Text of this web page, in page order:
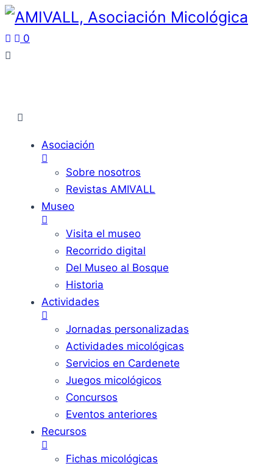
0
Asociación
Sobre nosotros
Revistas AMIVALL
Museo
Visita el museo
Recorrido digital
Del Museo al Bosque
Historia
Actividades
Jornadas personalizadas
Actividades micológicas
Servicios en Cardenete
Juegos micológicos
Concursos
Eventos anteriores
Recursos
Fichas micológicas